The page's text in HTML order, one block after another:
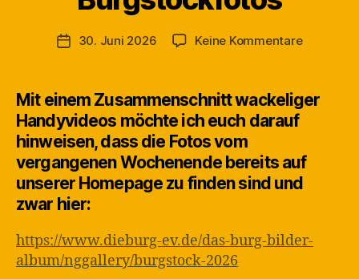
Beitragsautor
n
M
a
Veröffentlichungsdatum
30. Juni 2026 Keine Kommentarezu
Mit einem Zusammenschnitt wackeliger
Handyvideos möchte ich euch darauf
hinweisen, dass die Fotos vom
vergangenen Wochenende bereits auf
unserer Homepage zu finden sind und
zwar hier:
https://www.dieburg-ev.de/das-burg-bilder-
album/nggallery/burgstock-2026